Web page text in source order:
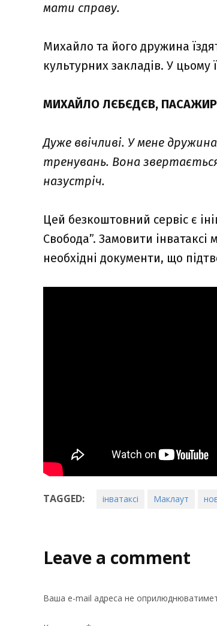
мати справу.
Михайло та його дружина
культурних закладів. У цьому
МИХАЙЛО ЛЄБЄДЄВ, ПАСАЖИР
Дуже ввічливі. У мене дружина
тренувань. Вона
назустріч.
Цей безкоштовний сервіс є
Свобода”. Замовити
необхідні документи, що
TAGGED: інватаксі Маклаут
Leave a comment
Ваша e-mail адреса не